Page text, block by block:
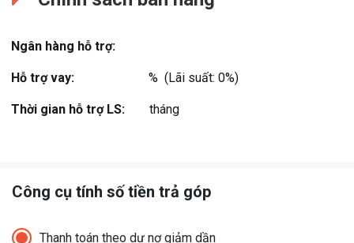
Ngân hàng hỗ trợ:
Hỗ trợ vay: %  (Lãi suất: 0%)
Thời gian hỗ trợ LS: tháng
Công cụ tính số tiền trả góp
Thanh toán theo dư nợ giảm dần